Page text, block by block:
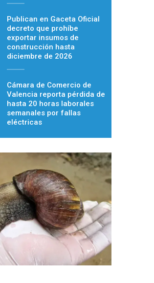
Publican en Gaceta Oficial
decreto que prohíbe
exportar insumos de
construcción hasta
diciembre de 2026
Cámara de Comercio de
Valencia reporta pérdida de
hasta 20 horas laborales
semanales por fallas
eléctricas